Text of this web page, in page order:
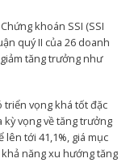
khoán SSI (SSI
quý II của 26 doanh
tăng trưởng như
triển vọng khá tốt đặc
vọng về tăng trưởng
lên tới 41,1%, giá mục
năng xu hướng tăng